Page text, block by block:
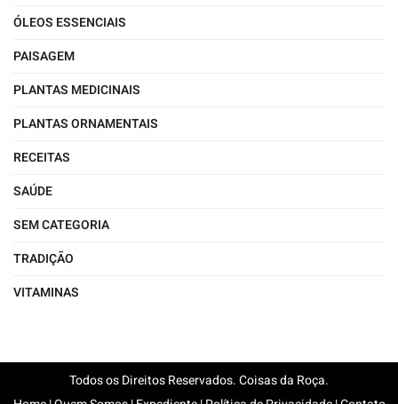
ÓLEOS ESSENCIAIS
PAISAGEM
PLANTAS MEDICINAIS
PLANTAS ORNAMENTAIS
RECEITAS
SAÚDE
SEM CATEGORIA
TRADIÇÃO
VITAMINAS
Todos os Direitos Reservados. Coisas da Roça.